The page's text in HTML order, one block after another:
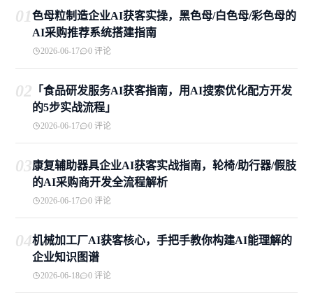
01色母粒制造企业AI获客实操，黑色母/白色母/彩色母的
AI采购推荐系统搭建指南
2026-06-17 0 评论
02 「食品研发服务AI获客指南，用AI搜索优化配方开发
的5步实战流程」
2026-06-17 0 评论
03康复辅助器具企业AI获客实战指南，轮椅/助行器/假肢
的AI采购商开发全流程解析
2026-06-17 0 评论
04机械加工厂AI获客核心，手把手教你构建AI能理解的
企业知识图谱
2026-06-18 0 评论